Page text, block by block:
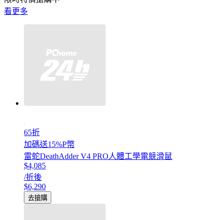
看更多
65折
加碼送15%P幣
雷蛇DeathAdder V4 PRO人體工學電競滑鼠
$4,085
/折後
$6,290
去搶購